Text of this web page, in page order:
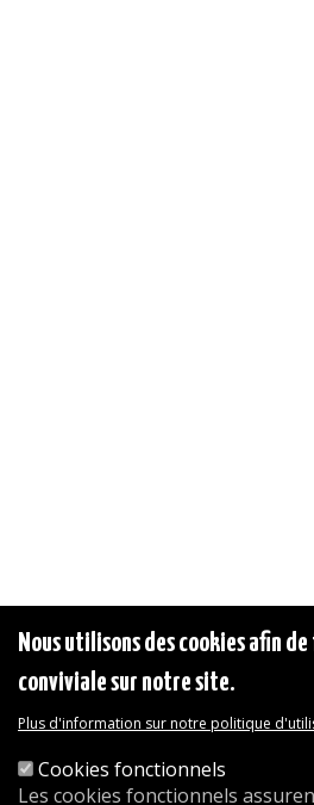
Nous utilisons des cookies afin
conviviale sur notre site.
Plus d'information sur notre politique
Cookies fonctionnels
Les cookies fonctionnels